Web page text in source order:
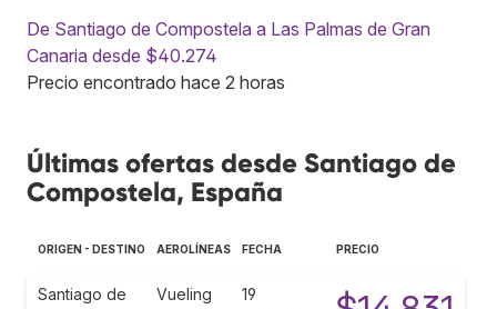
De Santiago de Compostela a Las Palmas de Gran
Canaria desde $40.274
Precio encontrado hace 2 horas
Últimas ofertas desde Santiago de
Compostela, España
ORIGEN - DESTINO AEROLÍNEAS FECHA PRECIO
Santiago de
Vueling
19